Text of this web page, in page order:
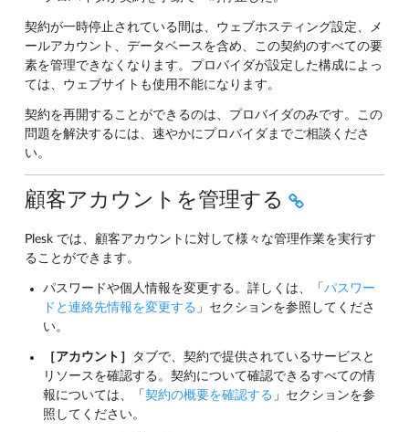
契約が一時停止されている間は、ウェブホスティング設定、メ
ールアカウント、データベースを含め、この契約のすべての要
素を管理できなくなります。プロバイダが設定した構成によっ
ては、ウェブサイトも使用不能になります。
契約を再開することができるのは、プロバイダのみです。この
問題を解決するには、速やかにプロバイダまでご相談くださ
い。
顧客アカウントを管理する
Plesk では、顧客アカウントに対して様々な管理作業を実行す
ることができます。
パスワードや個人情報を変更する。詳しくは、「 パスワー
ドと連絡先情報を変更する 」セクションを参照してくださ
い。
［アカウント］
タブで、契約で提供されているサービスと
リソースを確認する。契約について確認できるすべての情
報については、「 契約の概要を確認する 」セクションを参
照してください。